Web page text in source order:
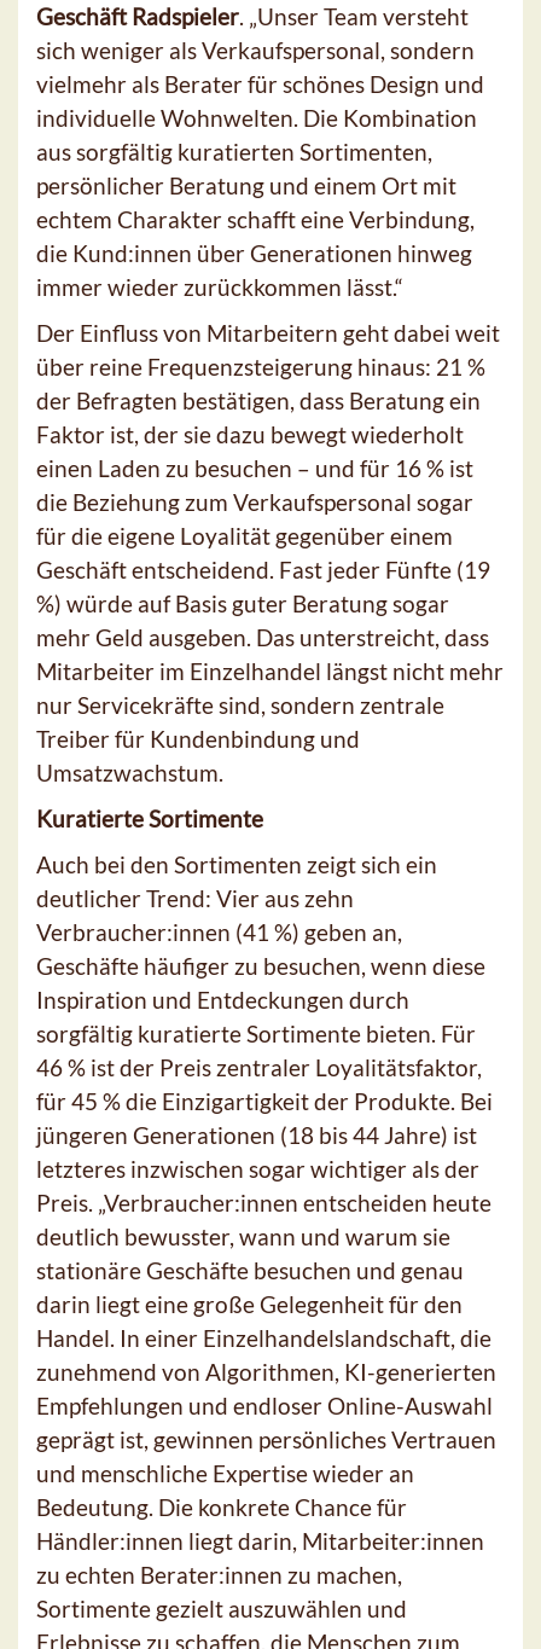
Geschäft Radspieler. „Unser Team versteht
sich weniger als Verkaufspersonal, sondern
vielmehr als Berater für schönes Design und
individuelle Wohnwelten. Die Kombination
aus sorgfältig kuratierten Sortimenten,
persönlicher Beratung und einem Ort mit
echtem Charakter schafft eine Verbindung,
die Kund:innen über Generationen hinweg
immer wieder zurückkommen lässt.“
Der Einfluss von Mitarbeitern geht dabei weit
über reine Frequenzsteigerung hinaus: 21 %
der Befragten bestätigen, dass Beratung ein
Faktor ist, der sie dazu bewegt wiederholt
einen Laden zu besuchen – und für 16 % ist
die Beziehung zum Verkaufspersonal sogar
für die eigene Loyalität gegenüber einem
Geschäft entscheidend. Fast jeder Fünfte (19
%) würde auf Basis guter Beratung sogar
mehr Geld ausgeben. Das unterstreicht, dass
Mitarbeiter im Einzelhandel längst nicht mehr
nur Servicekräfte sind, sondern zentrale
Treiber für Kundenbindung und
Umsatzwachstum.
Kuratierte Sortimente
Auch bei den Sortimenten zeigt sich ein
deutlicher Trend: Vier aus zehn
Verbraucher:innen (41 %) geben an,
Geschäfte häufiger zu besuchen, wenn diese
Inspiration und Entdeckungen durch
sorgfältig kuratierte Sortimente bieten. Für
46 % ist der Preis zentraler Loyalitätsfaktor,
für 45 % die Einzigartigkeit der Produkte. Bei
jüngeren Generationen (18 bis 44 Jahre) ist
letzteres inzwischen sogar wichtiger als der
Preis. „Verbraucher:innen entscheiden heute
deutlich bewusster, wann und warum sie
stationäre Geschäfte besuchen und genau
darin liegt eine große Gelegenheit für den
Handel. In einer Einzelhandelslandschaft, die
zunehmend von Algorithmen, KI-generierten
Empfehlungen und endloser Online-Auswahl
geprägt ist, gewinnen persönliches Vertrauen
und menschliche Expertise wieder an
Bedeutung. Die konkrete Chance für
Händler:innen liegt darin, Mitarbeiter:innen
zu echten Berater:innen zu machen,
Sortimente gezielt auszuwählen und
Erlebnisse zu schaffen, die Menschen zum